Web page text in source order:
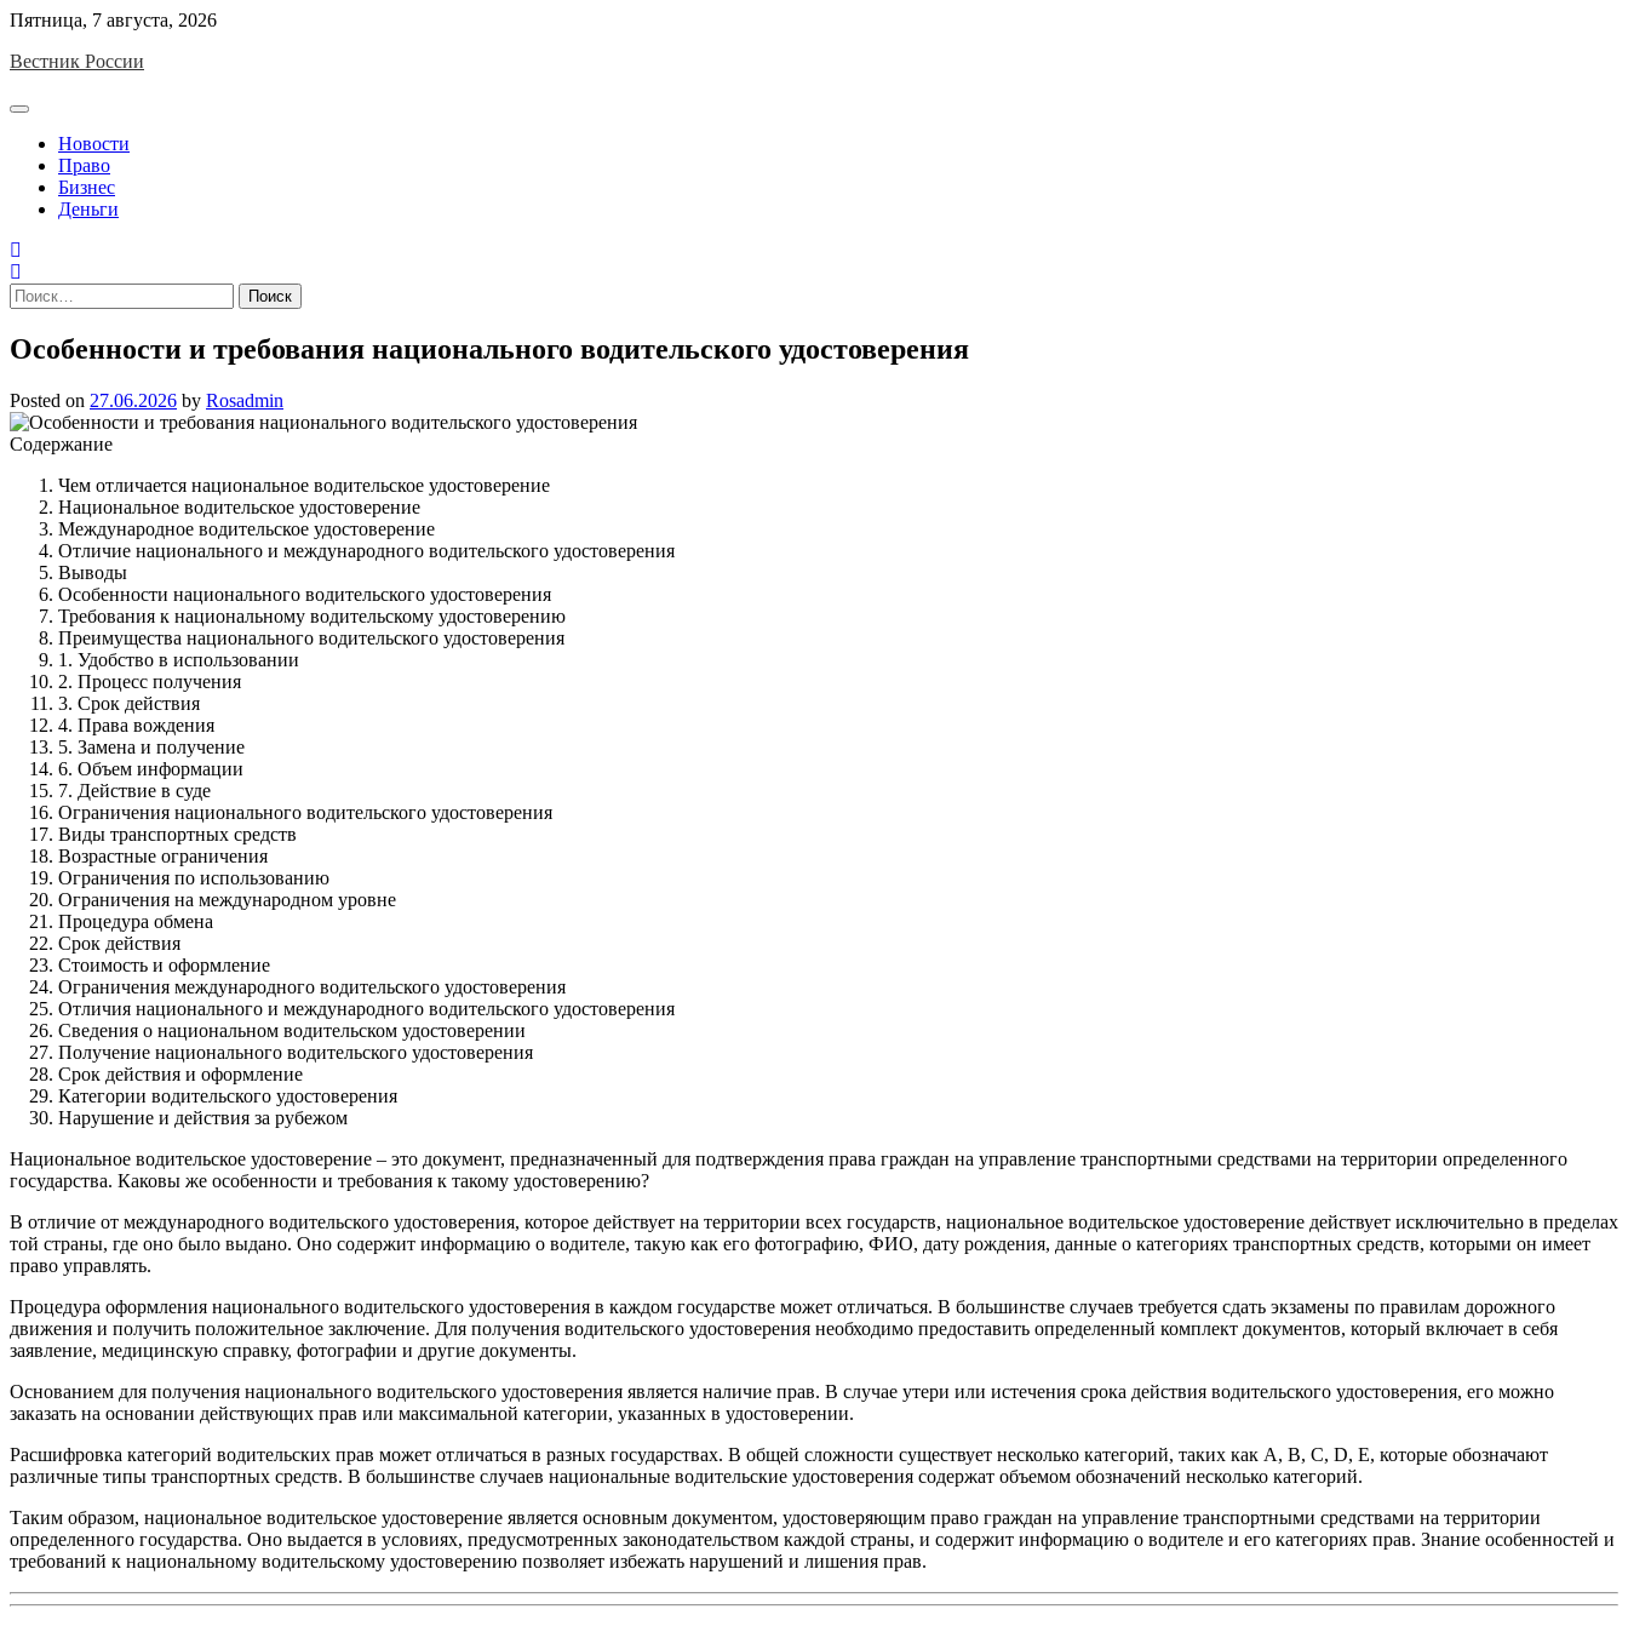
Skip
content
Пятница, 7 августа, 2026
Вестник России
Новости
Право
Бизнес
Деньги
Найти:
Особенности и требования национального водительского удостоверения
Posted on 27.06.2026 by Rosadmin
Содержание
Чем отличается национальное водительское удостоверение
Национальное водительское удостоверение
Международное водительское удостоверение
Отличие национального и международного водительского удостоверения
Выводы
Особенности национального водительского удостоверения
Требования к национальному водительскому удостоверению
Преимущества национального водительского удостоверения
1. Удобство в использовании
2. Процесс получения
3. Срок действия
4. Права вождения
5. Замена и получение
6. Объем информации
7. Действие в суде
Ограничения национального водительского удостоверения
Виды транспортных средств
Возрастные ограничения
Ограничения по использованию
Ограничения на международном уровне
Процедура обмена
Срок действия
Стоимость и оформление
Ограничения международного водительского удостоверения
Отличия национального и международного водительского удостоверения
Сведения о национальном водительском удостоверении
Получение национального водительского удостоверения
Срок действия и оформление
Категории водительского удостоверения
Нарушение и действия за рубежом
Национальное водительское удостоверение – это документ, предназначенный для подтверждения права граждан на управление транспортными средствами на территории определенного
государства. Каковы же особенности и требования к такому удостоверению?
В отличие от международного водительского удостоверения, которое действует на территории всех государств, национальное водительское удостоверение действует исключительно в пределах
той страны, где оно было выдано. Оно содержит информацию о водителе, такую как его фотографию, ФИО, дату рождения, данные о категориях транспортных средств, которыми он имеет
право управлять.
Процедура оформления национального водительского удостоверения в каждом государстве может отличаться. В большинстве случаев требуется сдать экзамены по правилам дорожного
движения и получить положительное заключение. Для получения водительского удостоверения необходимо предоставить определенный комплект документов, который включает в себя
заявление, медицинскую справку, фотографии и другие документы.
Основанием для получения национального водительского удостоверения является наличие прав. В случае утери или истечения срока действия водительского удостоверения, его можно
заказать на основании действующих прав или максимальной категории, указанных в удостоверении.
Расшифровка категорий водительских прав может отличаться в разных государствах. В общей сложности существует несколько категорий, таких как A, B, C, D, E, которые обозначают
различные типы транспортных средств. В большинстве случаев национальные водительские удостоверения содержат объемом обозначений несколько категорий.
Таким образом, национальное водительское удостоверение является основным документом, удостоверяющим право граждан на управление транспортными средствами на территории
определенного государства. Оно выдается в условиях, предусмотренных законодательством каждой страны, и содержит информацию о водителе и его категориях прав. Знание особенностей и
требований к национальному водительскому удостоверению позволяет избежать нарушений и лишения прав.